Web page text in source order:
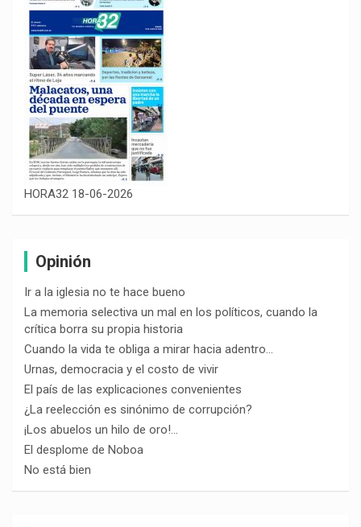
HORA32 18-06-2026
Opinión
Ir a la iglesia no te hace bueno
La memoria selectiva un mal en los políticos, cuando la
crítica borra su propia historia
Cuando la vida te obliga a mirar hacia adentro…
Urnas, democracia y el costo de vivir
El país de las explicaciones convenientes
¿La reelección es sinónimo de corrupción?
¡Los abuelos un hilo de oro!…
El desplome de Noboa
No está bien